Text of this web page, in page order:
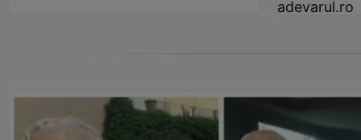
adevarul.ro